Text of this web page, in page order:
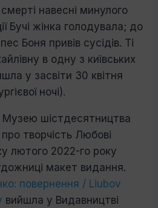
навесні минулого
Бучі жінка голодувала; до
Боня привів сусідів. Ті
в одну з київських
у засвіти 30 квітня
ночі).
Музею шістдесятництва
творчість Любові
лютого 2022-го року
макет видання.
повернення / Liubov
вийшла у Видавництві